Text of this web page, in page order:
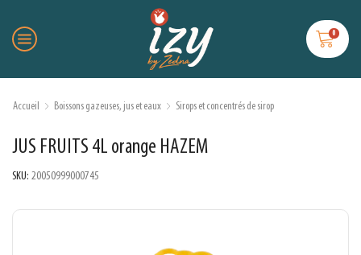
0
Accueil Boissons gazeuses, jus et eaux Sirops et concentrés de sirop
JUS FRUITS 4L orange HAZEM
SKU: 20050999000745